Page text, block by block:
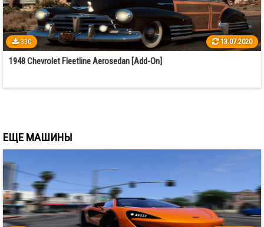
330 13.07.2020
1948 Chevrolet Fleetline Aerosedan [Add-On]
ЕЩЕ МАШИНЫ